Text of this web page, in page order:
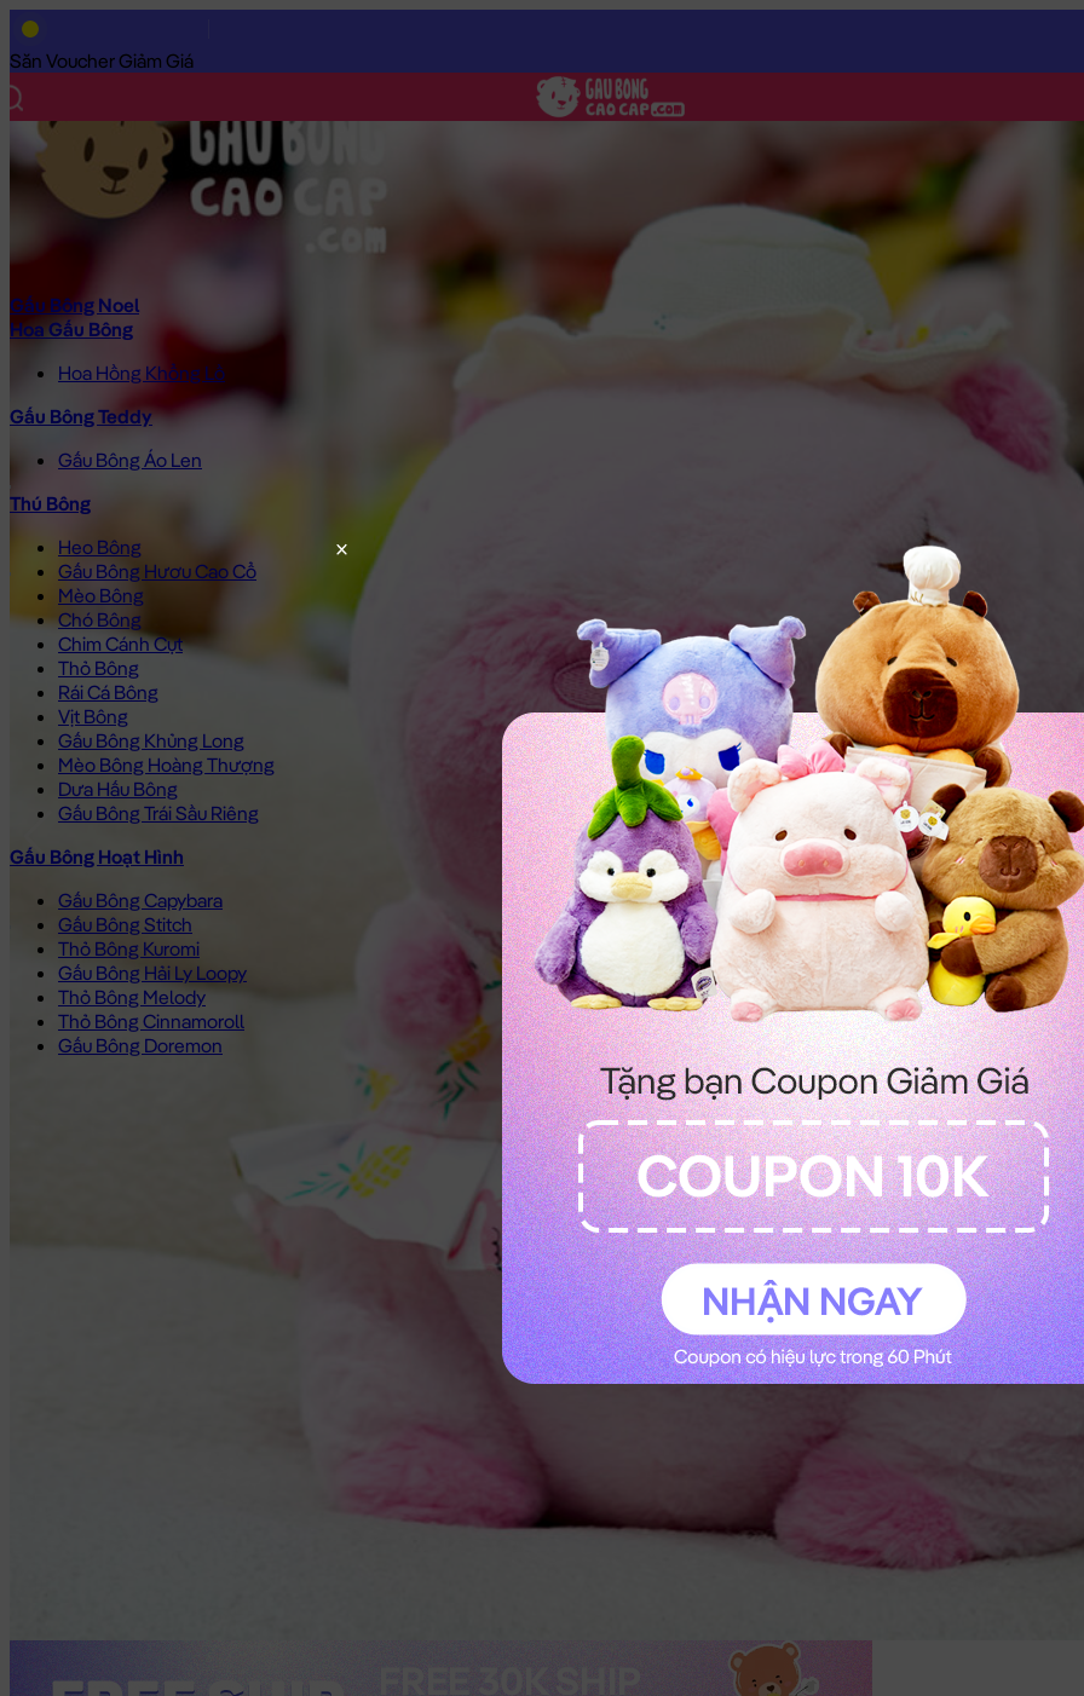
Săn Voucher Giảm Giá
Gấu Bông Noel
Hoa Gấu Bông
Hoa Hồng Khổng Lồ
Gấu Bông Teddy
Gấu Bông Áo Len
Thú Bông
Heo Bông
Gấu Bông Hươu Cao Cổ
Mèo Bông
Chó Bông
Chim Cánh Cụt
Thỏ Bông
Rái Cá Bông
Vịt Bông
Gấu Bông Khủng Long
Mèo Bông Hoàng Thượng
Dưa Hấu Bông
Gấu Bông Trái Sầu Riêng
Gấu Bông Hoạt Hình
Gấu Bông Capybara
Gấu Bông Stitch
Thỏ Bông Kuromi
Gấu Bông Hải Ly Loopy
Thỏ Bông Melody
Thỏ Bông Cinnamoroll
Gấu Bông Doremon
Trang Chủ